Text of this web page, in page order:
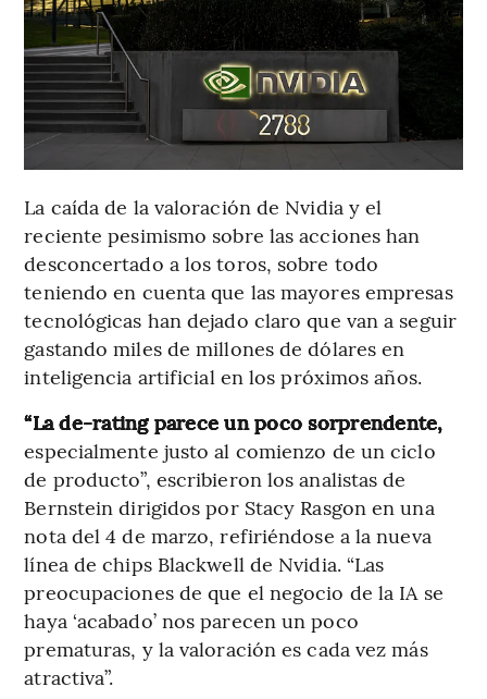
La caída de la valoración de Nvidia y el
reciente pesimismo sobre las acciones han
desconcertado a los toros, sobre todo
teniendo en cuenta que las mayores empresas
tecnológicas han dejado claro que van a seguir
gastando miles de millones de dólares en
inteligencia artificial en los próximos años.
“La de-rating parece un poco sorprendente,
especialmente justo al comienzo de un ciclo
de producto”, escribieron los analistas de
Bernstein dirigidos por Stacy Rasgon en una
nota del 4 de marzo, refiriéndose a la nueva
línea de chips Blackwell de Nvidia. “Las
preocupaciones de que el negocio de la IA se
haya ‘acabado’ nos parecen un poco
prematuras, y la valoración es cada vez más
atractiva”.